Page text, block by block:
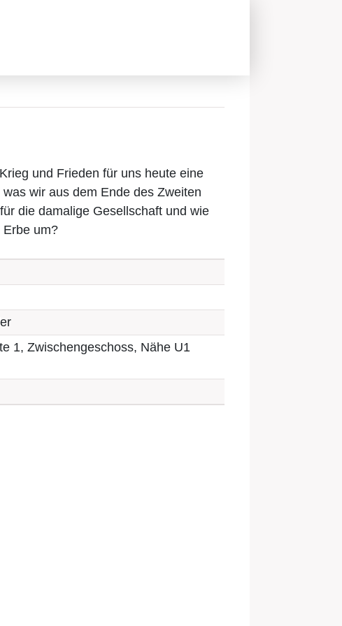
und Frieden für uns heute eine
wir aus dem Ende des Zweiten
die damalige Gesellschaft und wie
Erbe um?
1, Zwischengeschoss, Nähe U1